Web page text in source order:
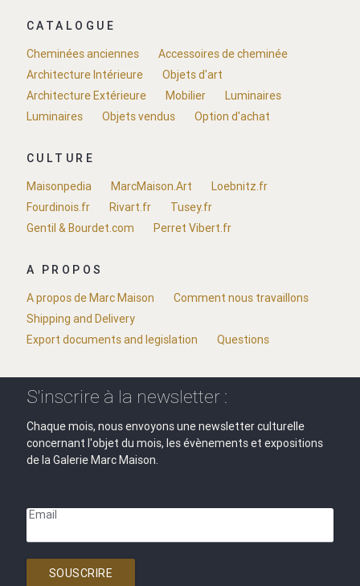
CATALOGUE
Cheminées anciennes
Accessoires de cheminée
Architecture Intérieure
Objets d'art
Architecture Extérieure
Mobilier
Luminaires
Luminaires
Objets vendus Option d'achat
CULTURE
Maisonpedia
MarcMaison.Art
Loebnitz.fr
Fourdinois.fr
Rivart.fr
Tusey.fr
Gentil & Bourdet.com
Perret Vibert.fr
A PROPOS
A propos de Marc Maison
Comment nous travaillons
Shipping and Delivery
Export documents and legislation
Questions
S'inscrire à la newsletter :
Chaque mois, nous envoyons une newsletter culturelle
concernant l'objet du mois, les évènements et expositions
de la Galerie Marc Maison.
Email
SOUSCRIRE